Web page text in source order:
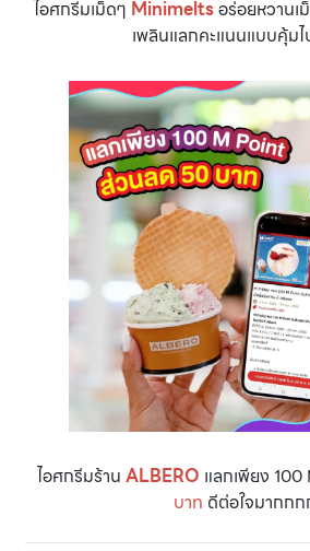
ไอศกรีมเม็ดๆ Minimeltsอร่อยหวาน
เพลินแลกคะแนนแบบคุ้ม
ไอศกรีมร้าน ALBERO แลกเพียง
บาท ดีต่อใจมากก